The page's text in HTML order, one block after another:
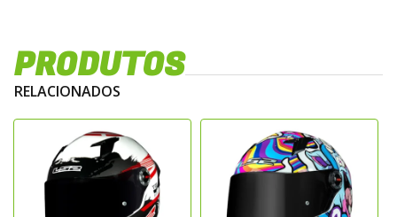
PRODUTOS
RELACIONADOS